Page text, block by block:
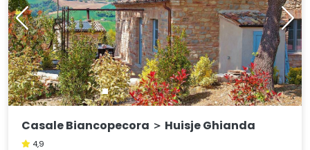
Casale Biancopecora ＞ Huisje Ghianda
4,9